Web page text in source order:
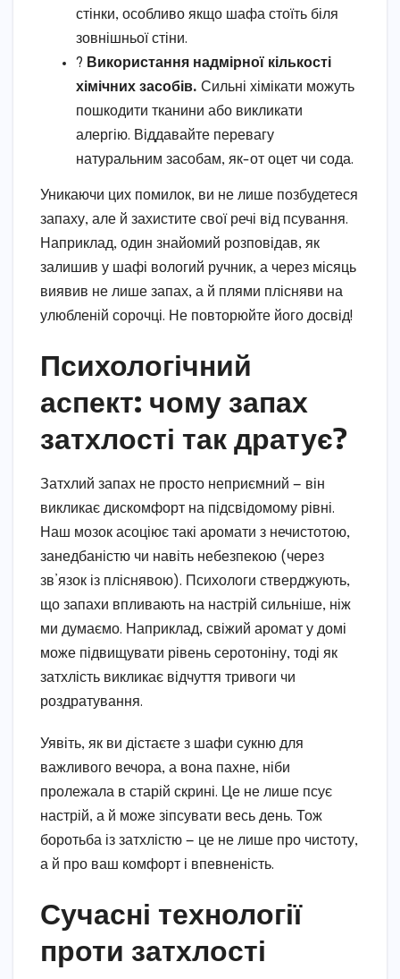
стінки, особливо якщо шафа стоїть біля
зовнішньої стіни.
? Використання надмірної кількості
хімічних засобів. Сильні хімікати можуть
пошкодити тканини або викликати
алергію. Віддавайте перевагу
натуральним засобам, як-от оцет чи сода.
Уникаючи цих помилок, ви не лише позбудетеся
запаху, але й захистите свої речі від псування.
Наприклад, один знайомий розповідав, як
залишив у шафі вологий ручник, а через місяць
виявив не лише запах, а й плями плісняви на
улюбленій сорочці. Не повторюйте його досвід!
Психологічний
аспект: чому запах
затхлості так дратує?
Затхлий запах не просто неприємний — він
викликає дискомфорт на підсвідомому рівні.
Наш мозок асоціює такі аромати з нечистотою,
занедбаністю чи навіть небезпекою (через
зв’язок із пліснявою). Психологи стверджують,
що запахи впливають на настрій сильніше, ніж
ми думаємо. Наприклад, свіжий аромат у домі
може підвищувати рівень серотоніну, тоді як
затхлість викликає відчуття тривоги чи
роздратування.
Уявіть, як ви дістаєте з шафи сукню для
важливого вечора, а вона пахне, ніби
пролежала в старій скрині. Це не лише псує
настрій, а й може зіпсувати весь день. Тож
боротьба із затхлістю — це не лише про чистоту,
а й про ваш комфорт і впевненість.
Сучасні технології
проти затхлості